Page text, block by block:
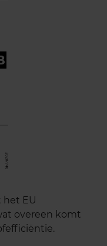
het EU
overeen komt